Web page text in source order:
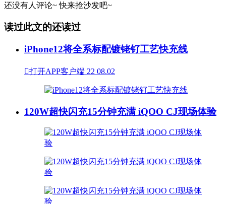
还没有人评论~ 快来抢沙发吧~
读过此文的还读过
iPhone12将全系标配镀铑钌工艺快充线
打开APP客户端 22 08.02
120W超快闪充15分钟充满 iQOO CJ现场体验